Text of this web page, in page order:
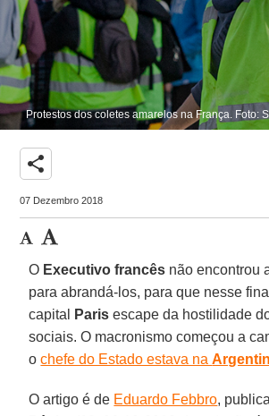
Protestos dos coletes amarelos na França. Foto:
share
07 Dezembro 2018
O Executivo francês não encontrou
para abrandá-los, para que nesse
capital
Paris escape da hostilidade
sociais. O macronismo começou a
ochefe do Estado estava na
O artigo é de Eduardo Febbro,